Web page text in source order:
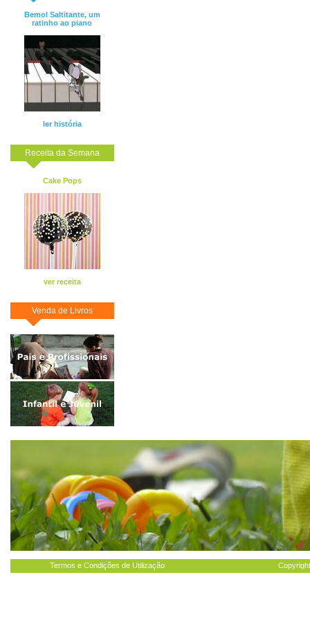
Bemol Saltitante, um
ratinho ao piano
ler história
Receita da Semana
Cake Pops
ver receita
Venda de Livros
Termos e Condições de Utilização